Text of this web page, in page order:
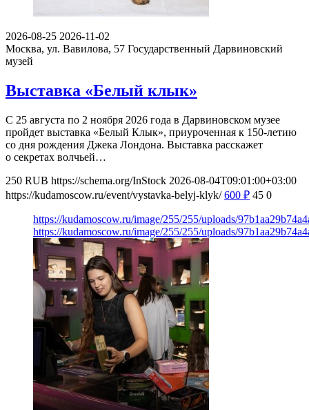
2026-08-25 2026-11-02
Москва, ул. Вавилова, 57 Государственный Дарвиновский
музей
Выставка «Белый клык»
С 25 августа по 2 ноября 2026 года в Дарвиновском музее
пройдет выставка «Белый Клык», приуроченная к 150-летию
со дня рождения Джека Лондона. Выставка расскажет
о секретах волчьей…
250 RUB https://schema.org/InStock 2026-08-04T09:01:00+03:00
https://kudamoscow.ru/event/vystavka-belyj-klyk/ 600 ₽ 45 0
https://kudamoscow.ru/image/255/255/uploads/
https://kudamoscow.ru/image/255/255/uploads/